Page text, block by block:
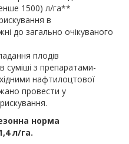
1500) л/га**
в
до загально очікуваного
плодів
суміші з препаратами-
нафтилоцтової
провести у
норма
л/га.